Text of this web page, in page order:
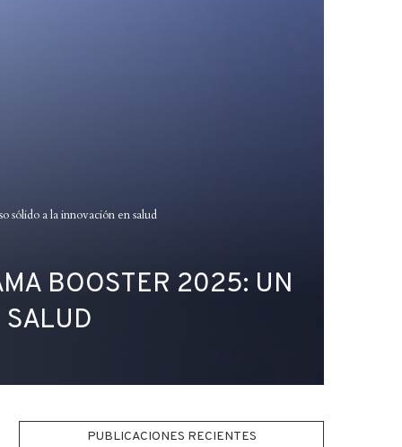
sólido a la innovación en salud
BOOSTER 2025: UN
PUBLICACIONES RECIENTES